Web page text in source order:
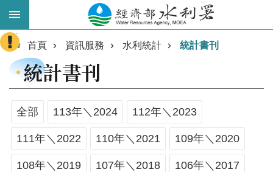
跳到主要內容區塊
進
階
搜
:::
首頁 資訊服務 水利統計 統計書刊
統計書刊
全部 113年＼2024 112年＼2023
111年＼2022 110年＼2021 109年＼2020
108年＼2019 107年＼2018 106年＼2017